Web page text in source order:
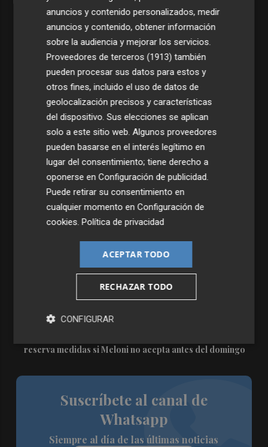
Últimas Noticias
Torrent sancionará a particulares y empresas con hasta
2.000 euros por vertidos ilegales en la vía pública
La Diputación abona los 300.000 euros que han servido
para restaurar el campanario de la Colegiata de Gandia
proximidad al espacio público
Paterna solicita a la Generalitat que el día del eclipse
cierre el Parque Natural del Turia y La Vallesa
reserva medidas si Meloni no acepta antes del domingo
Suscríbete al canal de
Whatsapp
Siempre al día de las últimas noticias
anuncios y contenido personalizados, medir
anuncios y contenido, obtener información
sobre la audiencia y mejorar los servicios.
Proveedores de terceros (1913) también
pueden procesar sus datos para estos y
otros fines, incluido el uso de datos de
geolocalización precisos y características
del dispositivo. Sus elecciones se aplican
solo a este sitio web. Algunos proveedores
pueden basarse en el interés legítimo en
lugar del consentimiento; tiene derecho a
oponerse enConfiguración de publicidad.
Puede retirar su consentimiento en
cualquier momento enConfiguración de
cookies.Política de privacidad
ACEPTAR TODO
RECHAZAR TODO
CONFIGURAR